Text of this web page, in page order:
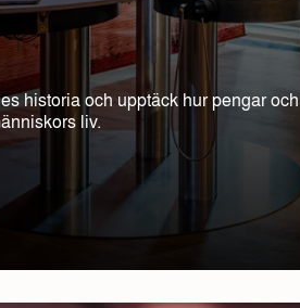
historia och upptäck hur pengar och
liv.